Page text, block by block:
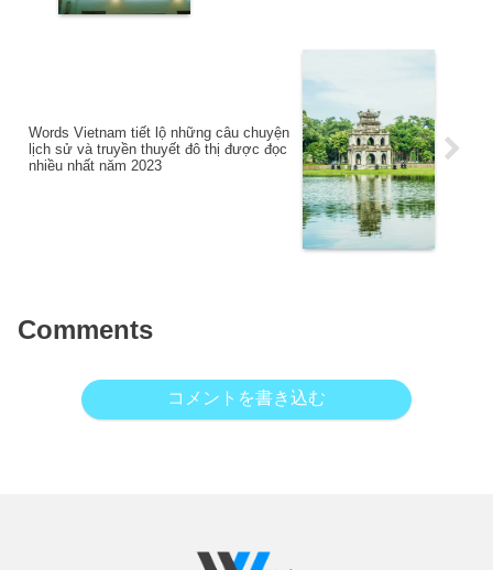
Words Vietnam tiết lộ những câu chuyện
lịch sử và truyền thuyết đô thị được đọc
nhiều nhất năm 2023
Comments
コメントを書き込む